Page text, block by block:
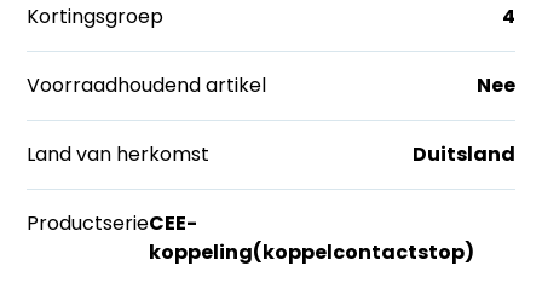
Kortingsgroep 4
Voorraadhoudend artikel Nee
Land van herkomst Duitsland
ProductserieCEE-
koppeling(koppelcontactstop)